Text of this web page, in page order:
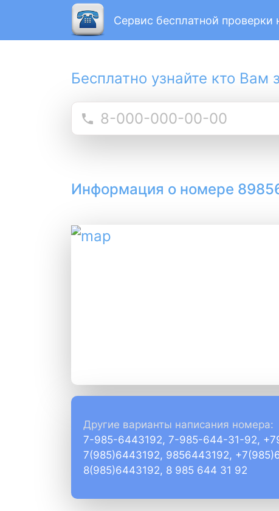
Сервис бесплатной проверки
Бесплатно узнайте кто Вам
Информация о номере
Другие варианты написания номера:
7-985-6443192, 7-985-644-31-92,
7(985)6443192, 9856443192,
8(985)6443192, 8 985 644 31 92